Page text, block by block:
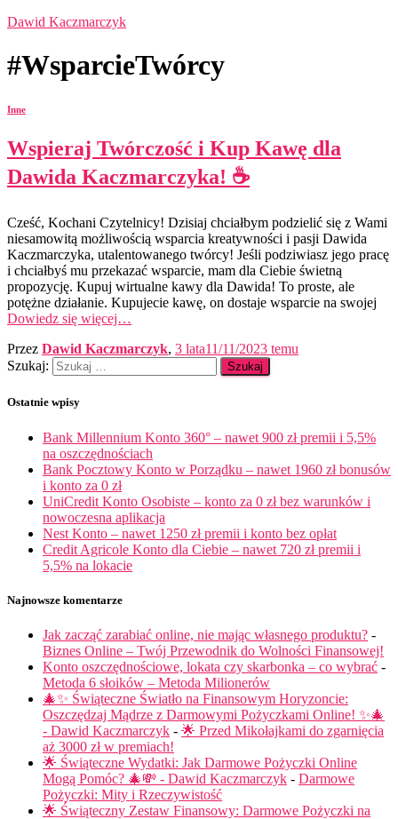
Dawid Kaczmarczyk
#WsparcieTwórcy
Inne
Wspieraj Twórczość i Kup Kawę dla
Dawida Kaczmarczyka! ☕️
Cześć, Kochani Czytelnicy! Dzisiaj chciałbym podzielić się z Wami
niesamowitą możliwością wsparcia kreatywności i pasji Dawida
Kaczmarczyka, utalentowanego twórcy! Jeśli podziwiasz jego pracę
i chciałbyś mu przekazać wsparcie, mam dla Ciebie świetną
propozycję. Kupuj wirtualne kawy dla Dawida! To proste, ale
potężne działanie. Kupujecie kawę, on dostaje wsparcie na swojej
Dowiedz się więcej…
Przez Dawid Kaczmarczyk, 3 lata11/11/2023 temu
Szukaj:
Ostatnie wpisy
Bank Millennium Konto 360° – nawet 900 zł premii i 5,5%
na oszczędnościach
Bank Pocztowy Konto w Porządku – nawet 1960 zł bonusów
i konto za 0 zł
UniCredit Konto Osobiste – konto za 0 zł bez warunków i
nowoczesna aplikacja
Nest Konto – nawet 1250 zł premii i konto bez opłat
Credit Agricole Konto dla Ciebie – nawet 720 zł premii i
5,5% na lokacie
Najnowsze komentarze
Jak zacząć zarabiać online, nie mając własnego produktu? -
Biznes Online – Twój Przewodnik do Wolności Finansowej!
Konto oszczędnościowe, lokata czy skarbonka – co wybrać -
Metoda 6 słoików – Metoda Milionerów
🎄✨ Świąteczne Światło na Finansowym Horyzoncie:
Oszczędzaj Mądrze z Darmowymi Pożyczkami Online! ✨🎄
- Dawid Kaczmarczyk - 🌟 Przed Mikołajkami do zgarnięcia
aż 3000 zł w premiach!
🌟 Świąteczne Wydatki: Jak Darmowe Pożyczki Online
Mogą Pomóc? 🎄💸 - Dawid Kaczmarczyk - Darmowe
Pożyczki: Mity i Rzeczywistość
🌟 Świąteczny Zestaw Finansowy: Darmowe Pożyczki na